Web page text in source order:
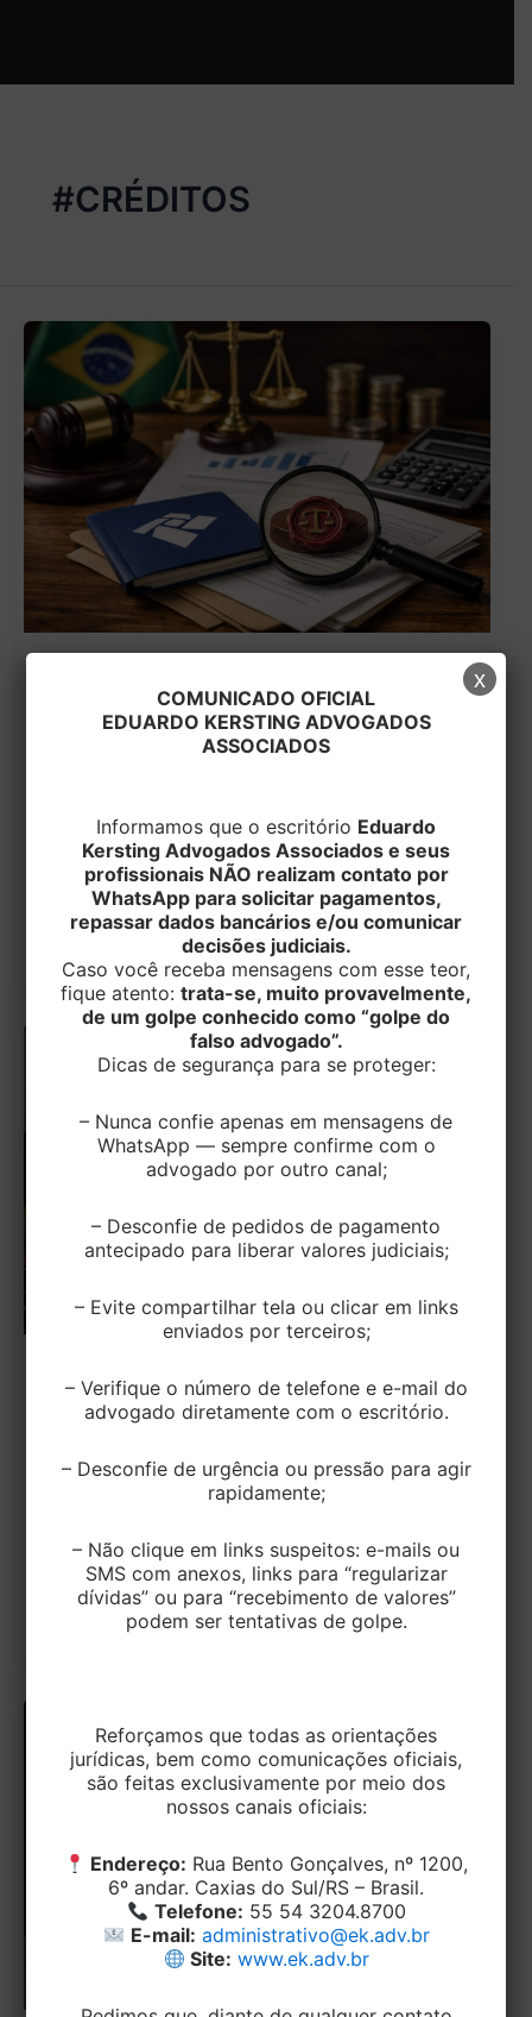
#CRÉDITOS
Receita Federal atualiza regras de
restituição e limita a compensação de
EditorEK/23 de março de 2026
A Receita Federal publicou, em 19/03/2026, a
Instrução Normativa RFB nº 2.314, que altera
regras sobre restituição, compensação,
ressarcimento e […]
TRIBUTÁRIO
Receita faz autuações por crédito de
18 de agosto de 2025
A Receita Federal intensificou autuações contra
empresas que aderiram ao programa de
autorregularização incentivada (Lei nº
14.740/2023). O alvo são
COMUNICADO OFICIAL
EDUARDO KERSTING ADVOGADOS
ASSOCIADOS
Informamos que o escritório Eduardo
Kersting Advogados Associados e seus
profissionais NÃO realizam contato por
WhatsApp para solicitar pagamentos,
repassar dados bancários e/ou comunicar
decisões judiciais.
Caso você receba mensagens com esse teor,
fique atento: trata-se, muito provavelmente,
de um golpe conhecido como “golpe do
falso advogado”.
Dicas de segurança para se proteger:
– Nunca confie apenas em mensagens de
WhatsApp — sempre confirme com o
advogado por outro canal;
– Desconfie de pedidos de pagamento
antecipado para liberar valores judiciais;
– Evite compartilhar tela ou clicar em links
enviados por terceiros;
– Verifique o número de telefone e e-mail do
advogado diretamente com o escritório.
– Desconfie de urgência ou pressão para agir
rapidamente;
– Não clique em links suspeitos: e-mails ou
SMS com anexos, links para “regularizar
dívidas” ou para “recebimento de valores”
podem ser tentativas de golpe.
Reforçamos que todas as orientações
jurídicas, bem como comunicações oficiais,
são feitas exclusivamente por meio dos
nossos canais oficiais:
Endereço: Rua Bento Gonçalves, nº 1200,
6º andar. Caxias do Sul/RS – Brasil.
Telefone: 55 54 3204.8700
E-mail: administrativo@ek.adv.br
Site: www.ek.adv.br
x